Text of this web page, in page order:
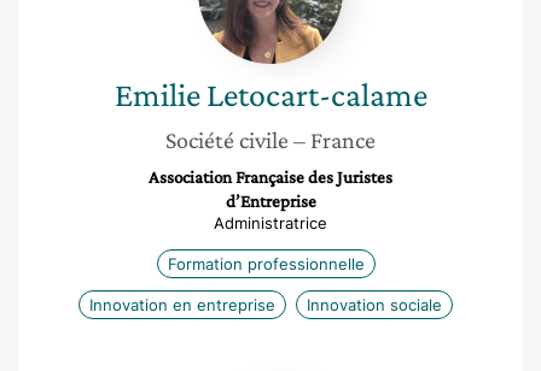
Emilie Letocart-calame
Société civile – France
Association Française des Juristes
d’Entreprise
Administratrice
Formation professionnelle
Innovation en entreprise Innovation sociale